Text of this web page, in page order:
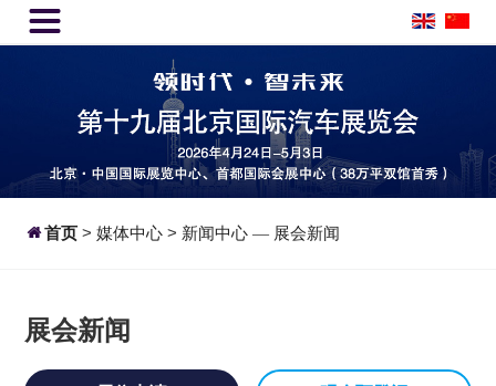

首页 > 媒体中心 > 新闻中心 — 展会新闻
展会新闻